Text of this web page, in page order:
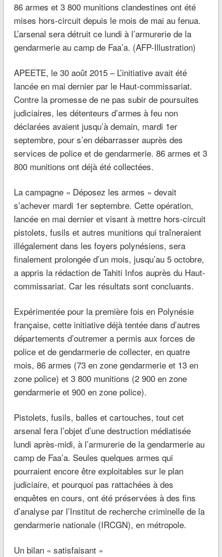
86 armes et 3 800 munitions clandestines ont été
mises hors-circuit depuis le mois de mai au fenua.
L’arsenal sera détruit ce lundi à l’armurerie de la
gendarmerie au camp de Faa’a. (AFP-Illustration)
APEETE, le 30 août 2015 – L’initiative avait été
lancée en mai dernier par le Haut-commissariat.
Contre la promesse de ne pas subir de poursuites
judiciaires, les détenteurs d’armes à feu non
déclarées avaient jusqu’à demain, mardi 1er
septembre, pour s’en débarrasser auprès des
services de police et de gendarmerie. 86 armes et 3
800 munitions ont déjà été collectées.
La campagne « Déposez les armes » devait
s’achever mardi 1er septembre. Cette opération,
lancée en mai dernier et visant à mettre hors-circuit
pistolets, fusils et autres munitions qui traîneraient
illégalement dans les foyers polynésiens, sera
finalement prolongée d’un mois, jusqu’au 5 octobre,
a appris la rédaction de Tahiti Infos auprès du Haut-
commissariat. Car les résultats sont concluants.
Expérimentée pour la première fois en Polynésie
française, cette initiative déjà tentée dans d’autres
départements d’outremer a permis aux forces de
police et de gendarmerie de collecter, en quatre
mois, 86 armes (73 en zone gendarmerie et 13 en
zone police) et 3 800 munitions (2 900 en zone
gendarmerie et 900 en zone police).
Pistolets, fusils, balles et cartouches, tout cet
arsenal fera l’objet d’une destruction médiatisée
lundi après-midi, à l’armurerie de la gendarmerie au
camp de Faa’a. Seules quelques armes qui
pourraient encore être exploitables sur le plan
judiciaire, et pourquoi pas rattachées à des
enquêtes en cours, ont été préservées à des fins
d’analyse par l’Institut de recherche criminelle de la
gendarmerie nationale (IRCGN), en métropole.
Un bilan « satisfaisant »